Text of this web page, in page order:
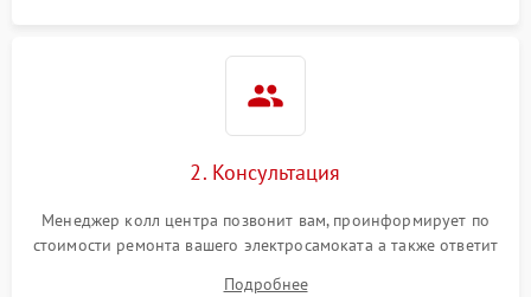
2. Консультация
Менеджер колл центра позвонит вам, проинформирует по
стоимости ремонта вашего электросамоката а также ответит
Подробнее